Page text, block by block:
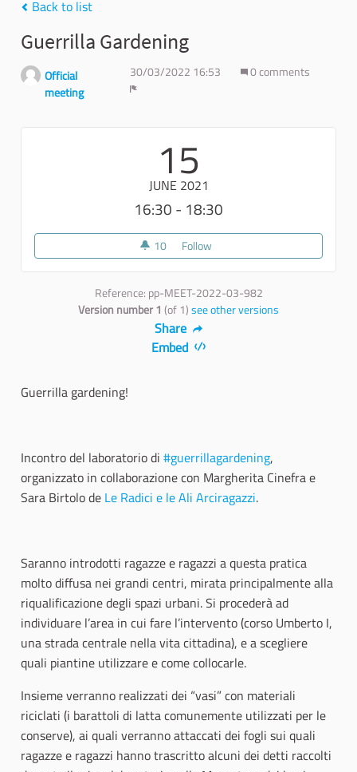
Back to list
Guerrilla Gardening
Official
meeting
30/03/2022 16:53
0 comments
15
JUNE 2021
16:30 - 18:30
10 10 followers
Follow
Reference: pp-MEET-2022-03-982
Version number 1 (of 1)see other versions
Share
Embed
Guerrilla gardening!
Incontro del laboratorio di #guerrillagardening,
organizzato in collaborazione con Margherita Cinefra e
Sara Birtolo de Le Radici e le Ali Arciragazzi.
Saranno introdotti ragazze e ragazzi a questa pratica
molto diffusa nei grandi centri, mirata principalmente alla
riqualificazione degli spazi urbani. Si procederà ad
individuare l’area in cui fare l’intervento (corso Umberto I,
una strada centrale nella vita cittadina), e a scegliere
quali piantine utilizzare e come collocarle.
Insieme verranno realizzati dei “vasi” con materiali
riciclati (i barattoli di latta comunemente utilizzati per le
conserve), ai quali verranno attaccati dei fogli sui quali
ragazze e ragazzi hanno trascritto alcuni dei detti raccolti